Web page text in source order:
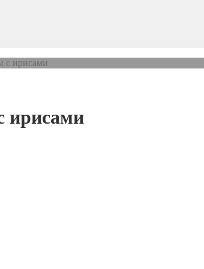
с ирисами
ирисами